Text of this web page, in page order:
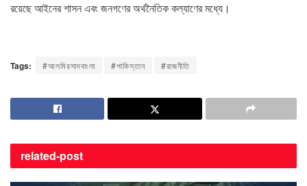
রয়েছে আইনের শাসন এবং জনগণের অর্থনৈতিক কল্যাণের মধ্যে।
Tags: #আলমিরসাদবাংলা #পাকিস্তান #রাজনীতি
related-post